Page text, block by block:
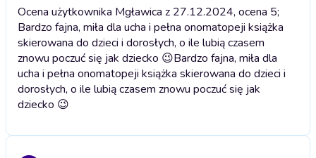
Ocena użytkownika Mgławica z 27.12.2024, ocena 5;
Bardzo fajna, miła dla ucha i pełna onomatopeji książka
skierowana do dzieci i dorosłych, o ile lubią czasem
znowu poczuć się jak dziecko 😉Bardzo fajna, miła dla
ucha i pełna onomatopeji książka skierowana do dzieci i
dorosłych, o ile lubią czasem znowu poczuć się jak
dziecko 😉